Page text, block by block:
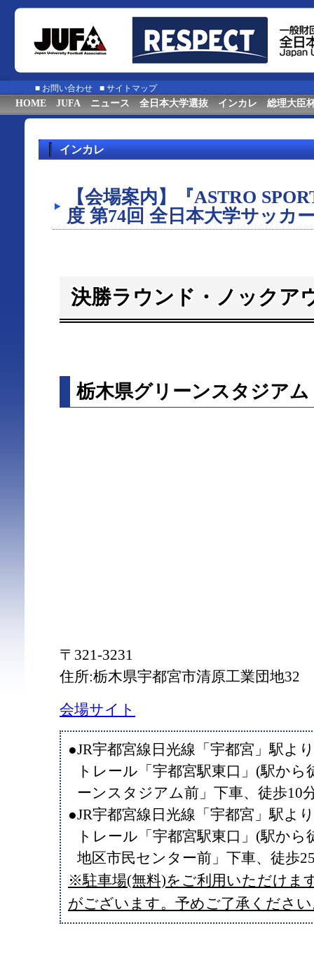
■ お問い合わせ ■ サイトマップ
HOME JUFA ニュース 全日本大学選抜 インカレ 総理大臣
インカレ
【会場案内】『ASTRO
度 第74回 全日本大学サッカ
決勝ラウンド・ノックア
栃木県グリーンスタジアム
〒321-3231
住所:栃木県宇都宮市清原工業団地32
会場サイト
●JR宇都宮線日光線「宇都宮」駅よ
トレール「宇都宮駅東口」(駅から
ーンスタジアム前」下車、徒歩10
●JR宇都宮線日光線「宇都宮」駅よ
トレール「宇都宮駅東口」(駅から
地区市民センター前」下車、徒歩
※駐車場(無料)をご利用いただけま
がございます。予めご了承くださ